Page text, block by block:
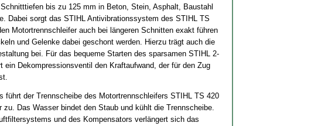
bis zu 125 mm in Beton, Stein, Asphalt, Baustahl
Dabei sorgt das STIHL Antivibrationssystem des STIHL TS
Motortrennschleifer auch bei längeren Schnitten exakt führen
und Gelenke dabei geschont werden. Hierzu trägt auch die
bei. Für das bequeme Starten des sparsamen STIHL 2-
ein Dekompressionsventil den Kraftaufwand, der für den Zug
führt der Trennscheibe des Motortrennschleifers STIHL TS 420
zu. Das Wasser bindet den Staub und kühlt die Trennscheibe.
und des Kompensators verlängert sich das